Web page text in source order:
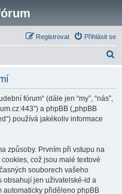
Přihlásit se
Registrovat
fórum“ (dále jen “my”, “nás”,
a phpBB („phpBB
používá jakékoliv informace
způsoby. Prvním při vstupu na
což jsou malé textové
souborech vašeho
obsahují jen uživatelské-id a
automaticky přiděleno phpBB